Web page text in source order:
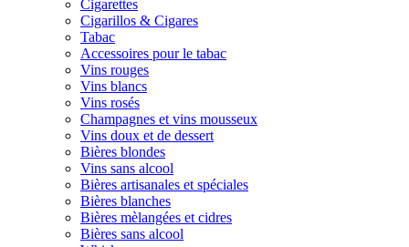
Cigarettes
Cigarillos & Cigares
Tabac
Accessoires pour le tabac
Vins rouges
Vins blancs
Vins rosés
Champagnes et vins mousseux
Vins doux et de dessert
Bières blondes
Vins sans alcool
Bières artisanales et spéciales
Bières blanches
Bières mèlangées et cidres
Bières sans alcool